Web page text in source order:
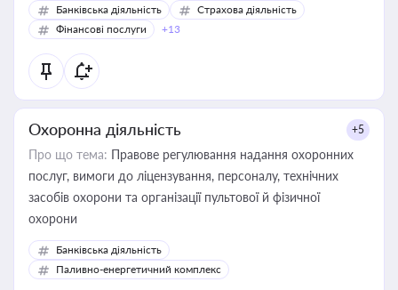
Банківська діяльність
Страхова діяльність
Фінансові послуги
+13
Охоронна діяльність +5
Про що тема: Правове регулювання надання охоронних
послуг, вимоги до ліцензування, персоналу, технічних
засобів охорони та організації пультової й фізичної
охорони
Банківська діяльність
Паливно-енергетичний комплекс